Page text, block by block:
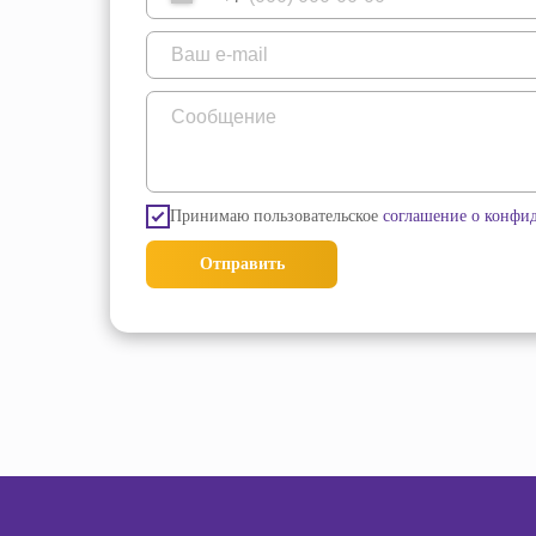
Принимаю пользовательское соглашение о
Отправить